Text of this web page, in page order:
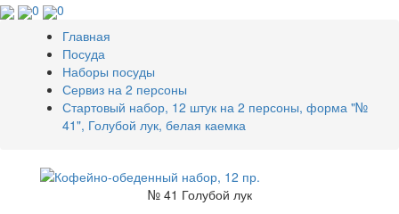
0
0
Главная
Посуда
Наборы посуды
Сервиз на 2 персоны
Стартовый набор, 12 штук на 2 персоны, форма "№
41", Голубой лук, белая каемка
№ 41 Голубой лук